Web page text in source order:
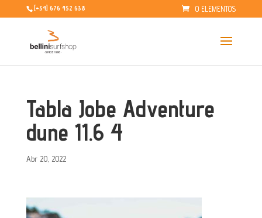
[+34] 676 452 638 0 ELEMENTOS
Tabla Jobe Adventure
dune 11.6 4
Abr 20, 2022